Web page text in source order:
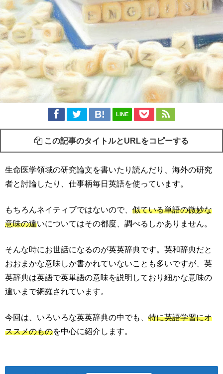
LINE
この記事のタイトルとURLをコピーする
生命医学領域の研究論文を書いたり読んだり、海外の研究
者と討論したり、仕事柄毎日英語を使っています。
もちろんネイティブではないので、 似ている単語の微妙な
意味の違いについてはその都度、調べるしかありません。
そんな時にお世話になるのが英英辞典です。英和辞典だと
おおまかな意味しか書かれていないことも多いですが、英
英辞典は英語で英単語の意味を説明しており細かな意味の
違いまで網羅されています。
今回は、いろいろな英英辞典の中でも、 特に英語学習にオ
ススメのものを中心に紹介します。